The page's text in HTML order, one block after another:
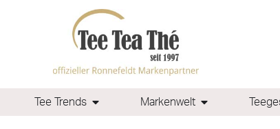
Tee Trends Markenwelt